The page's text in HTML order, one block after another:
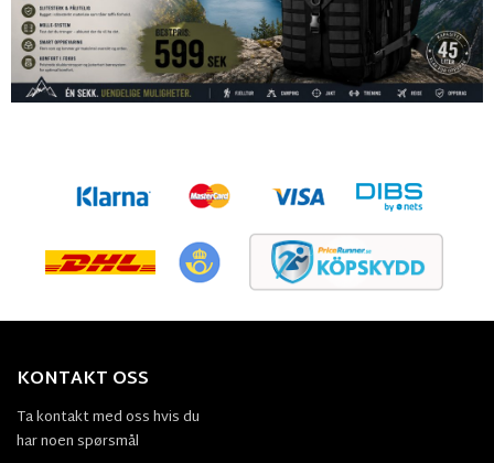
KONTAKT OSS
Ta kontakt med oss hvis du
har noen spørsmål